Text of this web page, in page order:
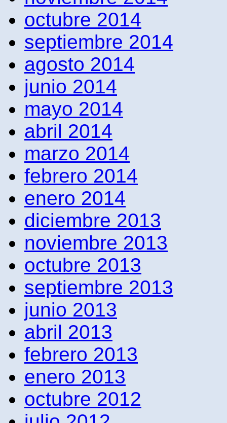
octubre 2014
septiembre 2014
agosto 2014
junio 2014
mayo 2014
abril 2014
marzo 2014
febrero 2014
enero 2014
diciembre 2013
noviembre 2013
octubre 2013
septiembre 2013
junio 2013
abril 2013
febrero 2013
enero 2013
octubre 2012